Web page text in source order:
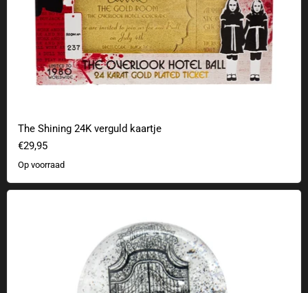
The Shining 24K verguld kaartje
€29,95
Op voorraad